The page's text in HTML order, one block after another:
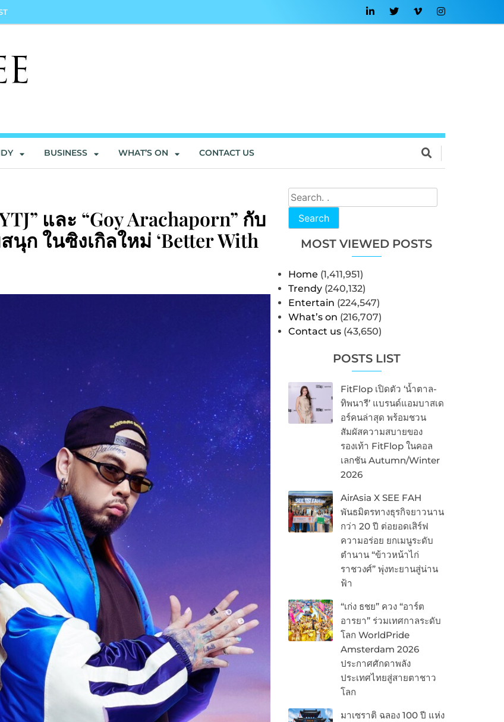
BUSINESS WHAT’S ON CONTACT US
Search
MOST VIEWED POSTS
Home (1,411,951)
Trendy (240,132)
Entertain (224,547)
What’s on (216,707)
Contact us (43,650)
POSTS LIST
FitFlop เปิดตัว ‘น้ำตาล-
ทิพนารี’ แบรนด์แอมบาสเด
อร์คนล่าสุด พร้อมชวน
สัมผัสความสบายของ
รองเท้า FitFlop ในคอล
เลกชัน Autumn/Winter
2026
AirAsia X SEE FAH
พันธมิตรทางธุรกิจยาวนาน
กว่า 20 ปี ต่อยอดเสิร์ฟ
ความอร่อย ยกเมนูระดับ
ตำนาน “ข้าวหน้าไก่
ราชวงศ์” พุ่งทะยานสู่น่าน
ฟ้า
“เก่ง ธชย” ควง “อาร์ต
อารยา” ร่วมเทศกาลระดับ
โลก WorldPride
Amsterdam 2026
ประกาศศักดาพลัง
ประเทศไทยสู่สายตาชาว
โลก
มาเซราติ ฉลอง 100 ปี แห่ง
และ “Goy Arachaporn” กับ
ก ในซิงเกิลใหม่ ‘Better With